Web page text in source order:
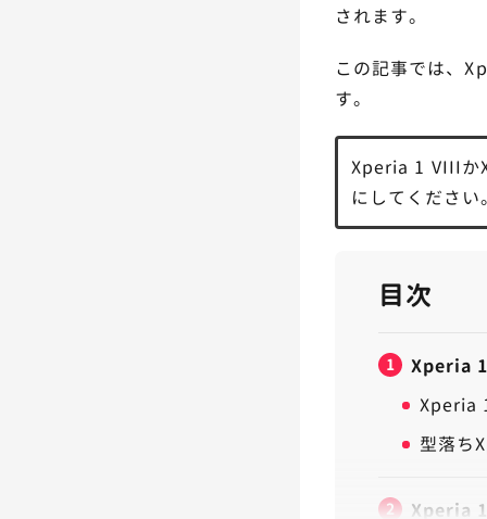
されます。
この記事では、
す。
Xperia 1 VIIIか
にしてください。
目次
1
Xperia
Xperia
型落ち
2 Xperia